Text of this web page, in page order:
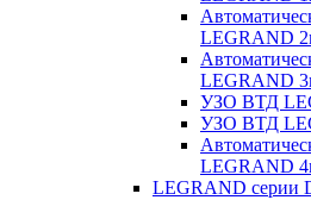
LEGRAND
LEGRAND
УЗО ВТД
УЗО ВТД
LEGRAND
LEGRAND серии